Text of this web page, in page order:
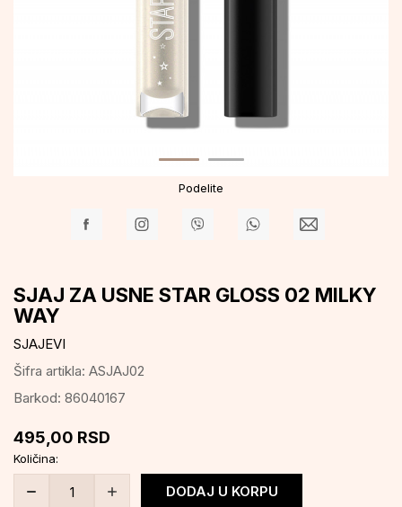
Podelite
SJAJ ZA USNE STAR GLOSS 02 MILKY
WAY
SJAJEVI
Šifra artikla: ASJAJ02
Barkod: 86040167
495,00 RSD
Količina:
DODAJ U KORPU